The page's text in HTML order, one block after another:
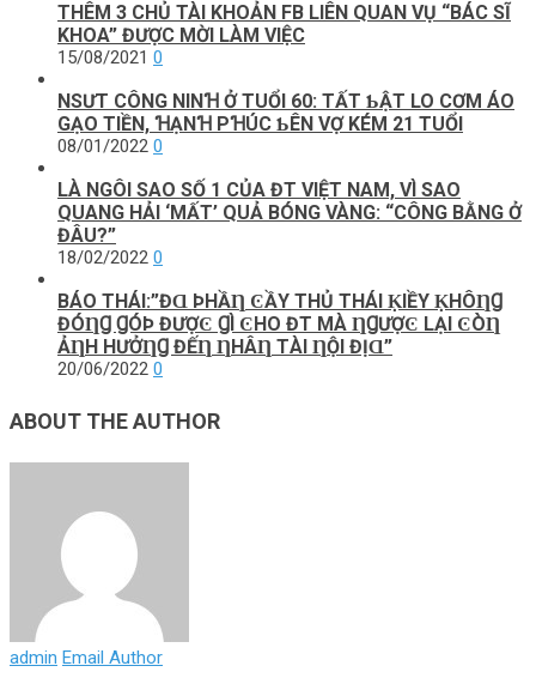
THÊM 3 CHỦ TÀI KHOẢN FB LIÊN QUAN VỤ “BÁC SĨ
KHOA” ĐƯỢC MỜI LÀM VIỆC
15/08/2021 0
NSƯT CÔNG NINꞪ Ở TUỔI 60: TẤT ƄẬT LO CƠM ÁO
GẠO TIỀN, ꞪẠNꞪ PꞪÚC ƄÊN VỢ KÉM 21 TUỔI
08/01/2022 0
LÀ NGÔI SAO SỐ 1 CỦA ĐT VIỆT NAM, VÌ SAO
QUANG HẢI ‘MẤT’ QUẢ BÓNG VÀNG: “CÔNG BẰNG Ở
ĐÂU?”
18/02/2022 0
BÁO THÁI:”ĐⱭ ÞHẦȠ ϾẦΥ ТHỦ THÁI ḲIỀΥ ḲHÔȠꞬ
ĐÓȠꞬ ꞬÓÞ ĐƯỢϾ ꞬÌ ϾHO ĐT MÀ ȠꞬƯỢϾ LẠI ϾÒȠ
ẢȠH HƯỞȠꞬ ĐẾȠ ȠHÂȠ ТÀI ȠỘI ĐỊⱭ”
20/06/2022 0
ABOUT THE AUTHOR
admin Email Author